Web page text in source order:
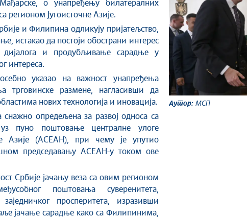
о унапређењу билатералних
регионом Југоисточне Азије.
и Филипина одликују пријатељство,
истакао да постоји обострани интерес
дијалога и продубљивање сарадње у
интереса.
указао на важност унапређења
трговинске размене, нагласивши да
нових технологија и иновација.
опредељена за развој односа са
уз пуно поштовање централне улоге
Азије (АСЕАН), при чему је упутио
председавању АСЕАН-у током ове
Србије јачању веза са овим регионом
поштовања суверенитета,
просперитета, изразивши
јачање сарадње како са Филипинима,
Аутор: МСП